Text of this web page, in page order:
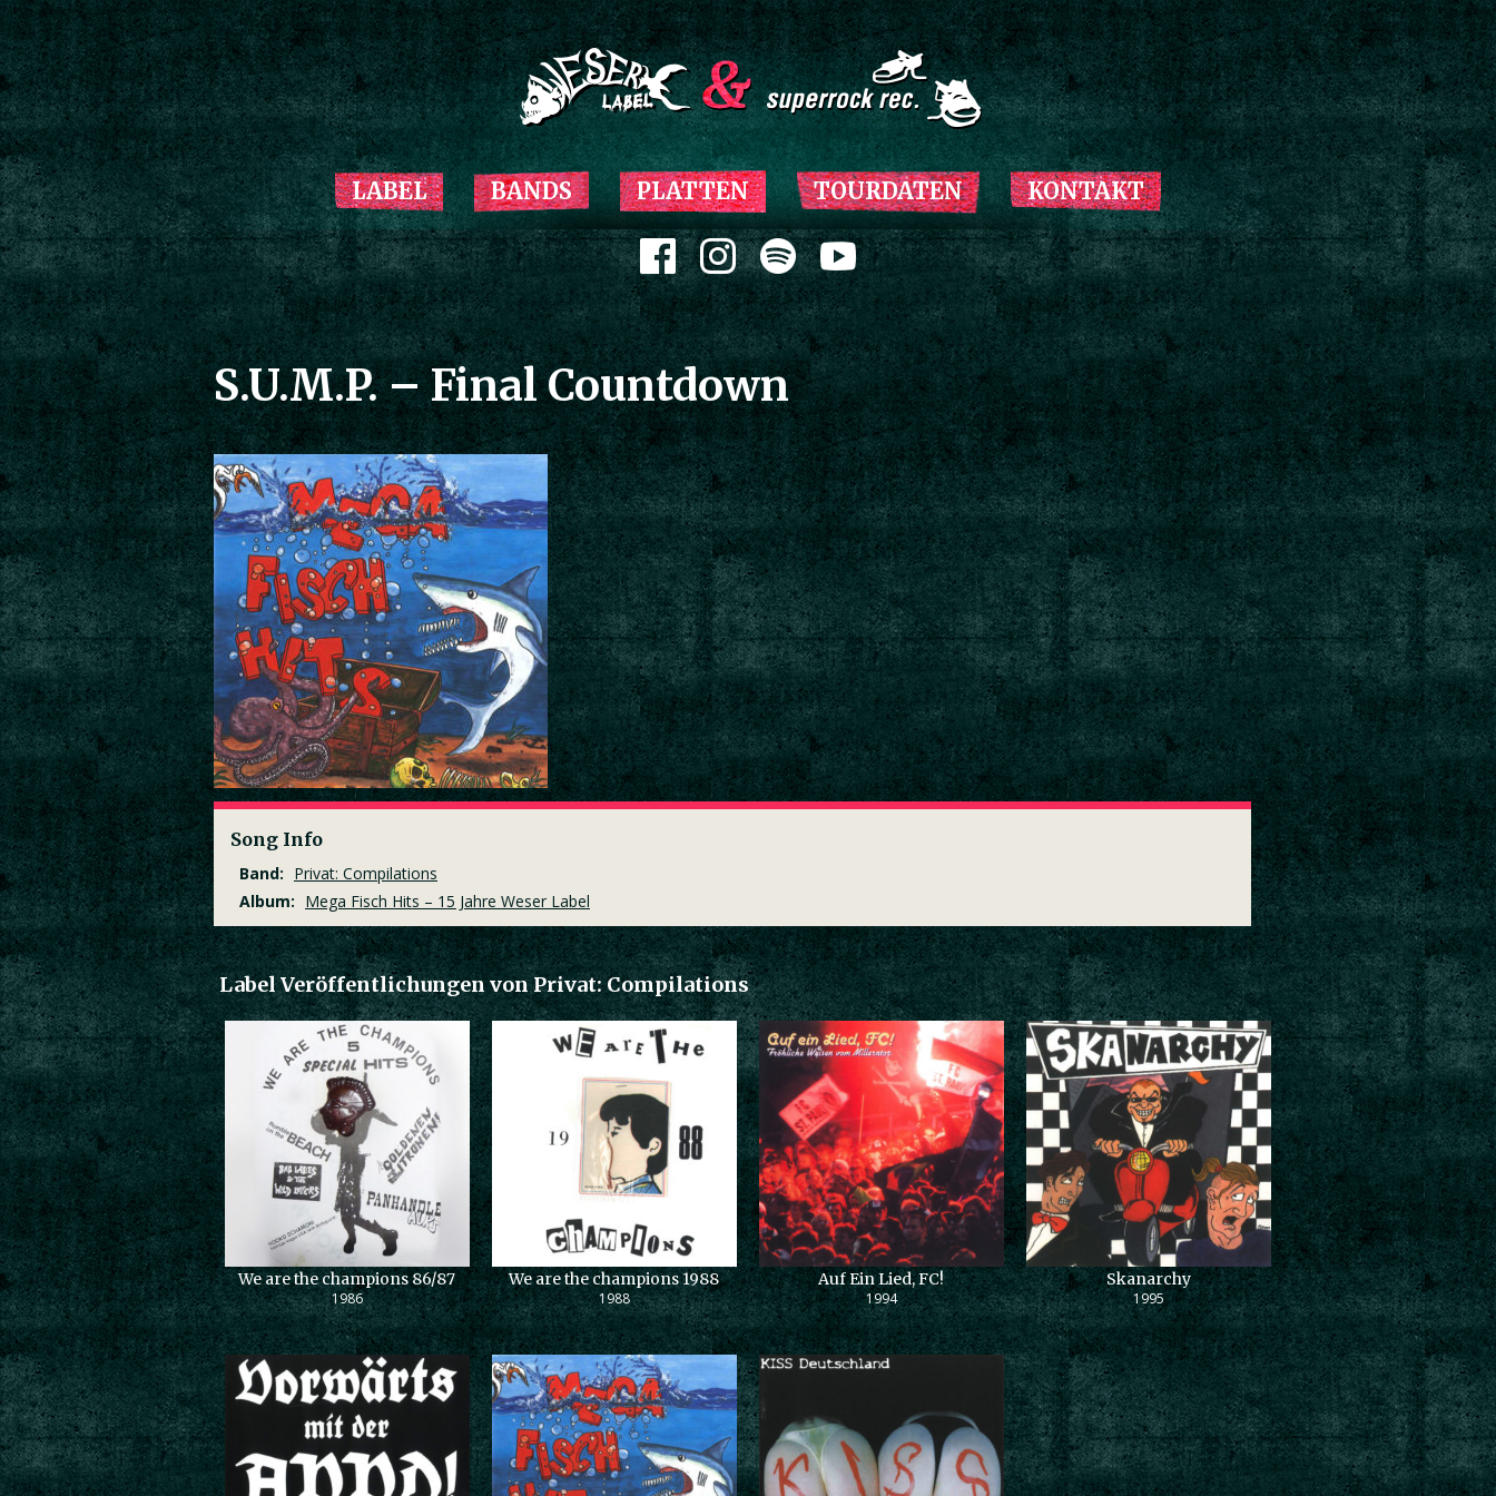
Zum Inhalt springen
LABEL BANDS PLATTEN TOURDATEN KONTAKT
Zum Inhalt springen
S.U.M.P. – Final Countdown
Song Info
Band: Privat: Compilations
Album: Mega Fisch Hits – 15 Jahre Weser Label
Label Veröffentlichungen von Privat: Compilations
We are the champions 86/87
1986
We are the champions 1988
1988
Auf Ein Lied, FC!
1994
Skanarchy
1995